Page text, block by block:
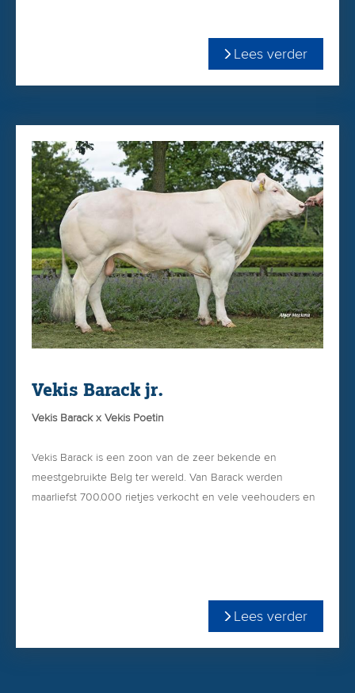
Lees verder
Vekis Barack jr.
Vekis Barack x Vekis Poetin
Vekis Barack is een zoon van de zeer bekende en
meestgebruikte Belg ter wereld. Van Barack werden
maarliefst 700.000 rietjes verkocht en vele veehouders en
Lees verder